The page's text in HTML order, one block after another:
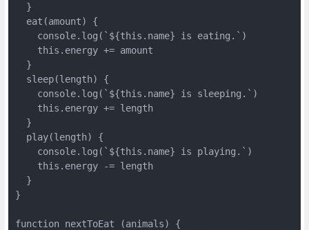
  }
  eat(amount) {
    console.log(`${this.name} is eating.`)
    this.energy += amount
  }
  sleep(length) {
    console.log(`${this.name} is sleeping.`)
    this.energy += length
  }
  play(length) {
    console.log(`${this.name} is playing.`)
    this.energy -= length
  }
}
function nextToEat (animals) {